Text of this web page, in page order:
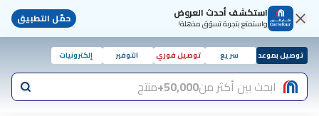
استكشف أحدث العروض
واستمتع بتجربة تسوّق مذهلة! حمّل التطبيق
توصيل بموعد سريع توصيل فوري التوفير إلكترونيات
ابحث بين أكثر من50,000+ منتج